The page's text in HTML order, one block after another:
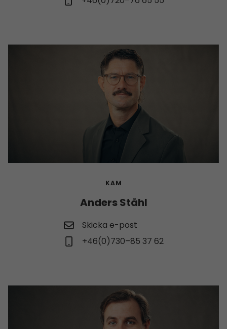
KAM
Anders Ståhl
Skicka e-post
+46(0)730–85 37 62